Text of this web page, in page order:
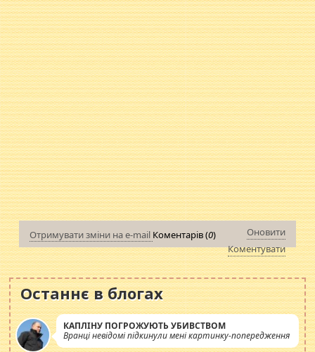
Отримувати зміни на e-mail Коментарів (0)
Оновити
Коментувати
Останнє в блогах
КАПЛІНУ ПОГРОЖУЮТЬ УБИВСТВОМ
Вранці невідомі підкинули мені картинку-попередження